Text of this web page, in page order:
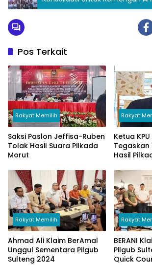
Abdul Karim Aljufri
Pos Terkait
Rakyat Memilih
Saksi Paslon Jeffisa-Ruben
Tolak Hasil Suara Pilkada
Morut
Rakyat
Ketua
Tegaskan
Hasil
Rakyat Memilih
Ahmad Ali Klaim BerAmal
Unggul Sementara Pilgub
Sulteng 2024
Rakyat
BERANI
Pilgub
Quick